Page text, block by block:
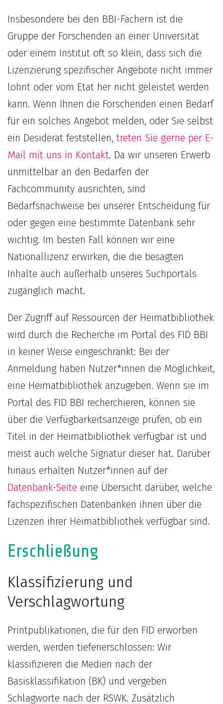
Insbesondere bei den BBI-Fächern ist die
Gruppe der Forschenden an einer Universität
oder einem Institut oft so klein, dass sich die
Lizenzierung spezifischer Angebote nicht immer
lohnt oder vom Etat her nicht geleistet werden
kann. Wenn Ihnen die Forschenden einen Bedarf
für ein solches Angebot melden, oder Sie selbst
ein Desiderat feststellen, treten Sie gerne per E-
Mail mit uns in Kontakt. Da wir unseren Erwerb
unmittelbar an den Bedarfen der
Fachcommunity ausrichten, sind
Bedarfsnachweise bei unserer Entscheidung für
oder gegen eine bestimmte Datenbank sehr
wichtig. Im besten Fall können wir eine
Nationallizenz erwirken, die die besagten
Inhalte auch außerhalb unseres Suchportals
zugänglich macht.
Der Zugriff auf Ressourcen der Heimatbibliothek
wird durch die Recherche im Portal des FID BBI
in keiner Weise eingeschränkt: Bei der
Anmeldung haben Nutzer*innen die Möglichkeit,
eine Heimatbibliothek anzugeben. Wenn sie im
Portal des FID BBI recherchieren, können sie
über die Verfügbarkeitsanzeige prüfen, ob ein
Titel in der Heimatbibliothek verfügbar ist und
meist auch welche Signatur dieser hat. Darüber
hinaus erhalten Nutzer*innen auf der
Datenbank-Seite eine Übersicht darüber, welche
fachspezifischen Datenbanken ihnen über die
Lizenzen ihrer Heimatbibliothek verfügbar sind.
Erschließung
Klassifizierung und
Verschlagwortung
Printpublikationen, die für den FID erworben
werden, werden tiefenerschlossen: Wir
klassifizieren die Medien nach der
Basisklassifikation (BK) und vergeben
Schlagworte nach der RSWK. Zusätzlich